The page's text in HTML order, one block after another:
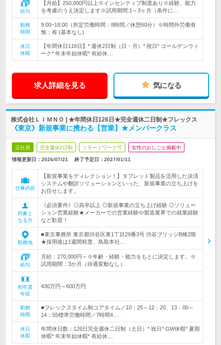
給与
【月給】250,000円以上※インセンティブ制度あり※経験、能力
を考慮のうえ決定します※試用期間:1～3ヶ月（条件に…
勤務
時間
9:00~18:00（所定労働時間：8時間／休憩60分）※時間外労働有
無：有 (基本なし)
休日
休暇
【年間休日116日】* 週休2日制（日・月）* 祝日* ゴールデンウィ
ーク* 年末年始休暇* 有給休…
求人詳細を見る 気になる
株式会社ＬＩＭＮＯ | ★年間休日126日★完全週休二日制★フレックス
《東京》新規事業に携わる【営業】★メンバークラス
正社員 完全週休2日制 リモートワーク可 女性のおしごと掲載中
情報更新日：2026/07/21 終了予定日： 2027/01/11
仕事内容
【新規事業をディレクション！】タブレット製品を活用した決済
システムや翻訳ソリューションといった、新規事業の立ち上げを
お任せします。
対象と
なる方
《必須要件》◎高卒以上 ◎新規事業の立ち上げ経験 ◎ソリュー
ション営業経験★メーカーでの営業経験や製造業界での就業経験
など歓迎！
勤務地
■東京事務所 東京都渋谷区東1丁目29番3号 渋谷ブリッジB棟2階
★採用後は1週間程度、鳥取本社…
給与
月給：270,000円～※年齢・経験・能力をもとに決定します。※
試用期間：3か月（待遇変動なし）
初年度
年収
430万円～600万円
勤務
時間
■フレックスタイム制コアタイム／10：25～12：20、13：00～
14：55標準労働時間／7時間4…
休日
休暇
年間休日数：126日完全週休二日制（土日）* 祝日* GW休暇* 夏期
休暇* 年末年始休暇* 有給休…